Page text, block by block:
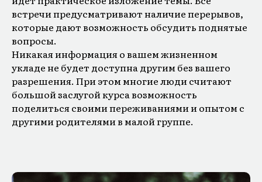
встречи предусматривают наличие перерывов,
которые дают возможность обсудить поднятые
вопросы.
Никакая информация о вашем жизненном
укладе не будет доступна другим без вашего
разрешения. При этом многие люди считают
большой заслугой курса возможность
поделиться своими переживаниями и опытом с
другими родителями в малой группе.